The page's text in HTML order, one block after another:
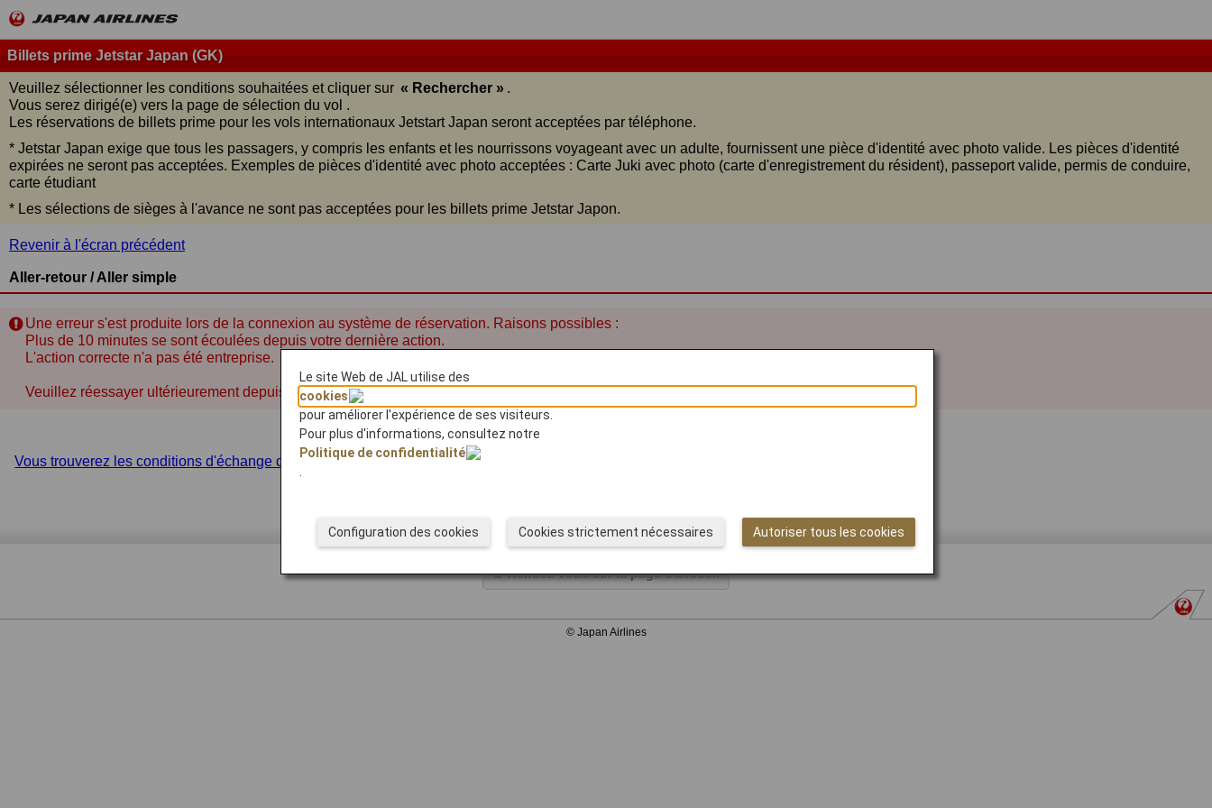
Billets prime Jetstar Japan (GK)
Veuillez sélectionner les conditions souhaitées et cliquer sur « Rechercher » .
Vous serez dirigé(e) vers la page de sélection du vol .
Les réservations de billets prime pour les vols internationaux Jetstart Japan seront acceptées par téléphone.
* Jetstar Japan exige que tous les passagers, y compris les enfants et les nourrissons voyageant avec un adulte, fournissent une pièce d'identité avec photo valide. Les pièces d'identité
expirées ne seront pas acceptées. Exemples de pièces d'identité avec photo acceptées : Carte Juki avec photo (carte d'enregistrement du résident), passeport valide, permis de conduire,
carte étudiant
* Les sélections de sièges à l'avance ne sont pas acceptées pour les billets prime Jetstar Japon.
Revenir à l'écran précédent
Aller-retour / Aller simple
Une erreur s'est produite lors de la connexion au système de réservation. Raisons possibles :
Plus de 10 minutes se sont écoulées depuis votre dernière action.
L'action correcte n'a pas été entreprise.
Veuillez réessayer ultérieurement depuis le début.
Vous trouverez les conditions d'échange de récompenses sur le site internet de JAL en cliquant ici.
Rendez-vous sur la page d'accueil
© Japan Airlines
Le site Web de JAL utilise des
cookies
pour améliorer l'expérience de ses visiteurs.
Pour plus d'informations, consultez notre
Politique de confidentialité
Autoriser tous les cookies
Cookies strictement nécessaires
Configuration des cookies